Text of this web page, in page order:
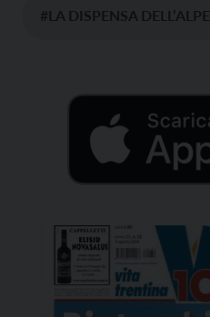
#LA DISPENSA DELL’ALPE